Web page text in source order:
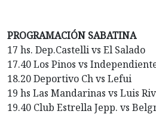
PROGRAMACIÓN SABATINA
17 hs. Dep.Castelli vs El Salado
17.40 Los Pinos vs
18.20 Deportivo Ch vs Lefui
19 hs Las Mandarinas vs Luis
19.40 Club Estrella Jepp. vs